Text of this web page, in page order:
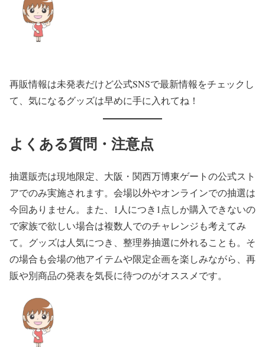
再販情報は未発表だけど公式SNSで最新情報をチェックし
て、気になるグッズは早めに手に入れてね！
よくある質問・注意点
抽選販売は現地限定、大阪・関西万博東ゲートの公式スト
アでのみ実施されます。会場以外やオンラインでの抽選は
今回ありません。また、1人につき1点しか購入できないの
で家族で欲しい場合は複数人でのチャレンジも考えてみ
て。グッズは人気につき、整理券抽選に外れることも。そ
の場合も会場の他アイテムや限定企画を楽しみながら、再
販や別商品の発表を気長に待つのがオススメです。